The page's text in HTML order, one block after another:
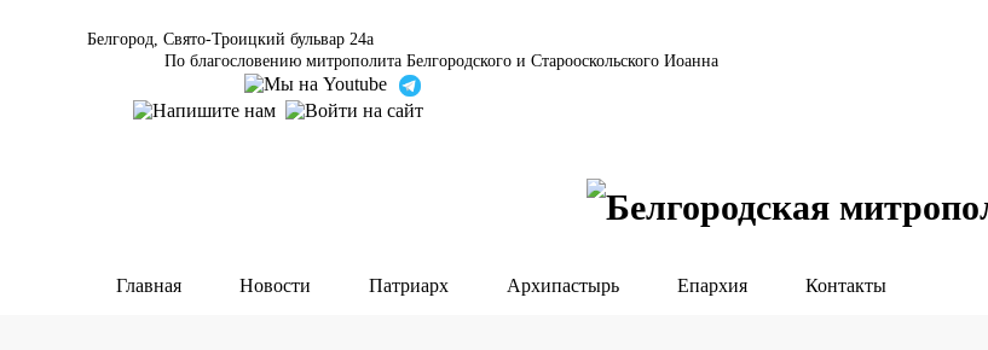
Белгород, Свято-Троицкий бульвар 24а
По благословению митрополита Белгородского и Старооскольского Иоанна
Главная Новости Патриарх Архипастырь Епархия Контакты